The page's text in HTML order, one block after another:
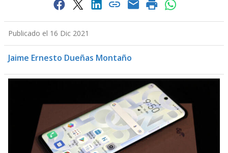
Publicado el 16 Dic 2021
Jaime Ernesto Dueñas Montaño